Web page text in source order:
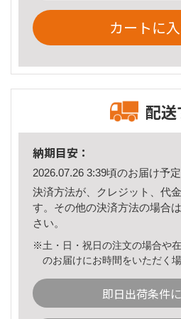
カートに
配送
納期目安：
2026.07.26 3:39頃のお届け予定
決済方法が、クレジット、代
す。その他の決済方法の場合は
さい。
※土・日・祝日の注文の場合や
のお届けにお時間をいただく
即日出荷条件